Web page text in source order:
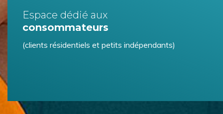
Espace dédié aux
consommateurs
(clients résidentiels et petits indépendants)